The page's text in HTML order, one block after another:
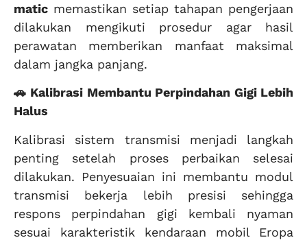
matic memastikan setiap tahapan pengerjaan
dilakukan mengikuti prosedur agar hasil
perawatan memberikan manfaat maksimal
dalam jangka panjang.
🚗 Kalibrasi Membantu Perpindahan Gigi Lebih
Halus
Kalibrasi sistem transmisi menjadi langkah
penting setelah proses perbaikan selesai
dilakukan. Penyesuaian ini membantu modul
transmisi bekerja lebih presisi sehingga
respons perpindahan gigi kembali nyaman
sesuai karakteristik kendaraan mobil Eropa